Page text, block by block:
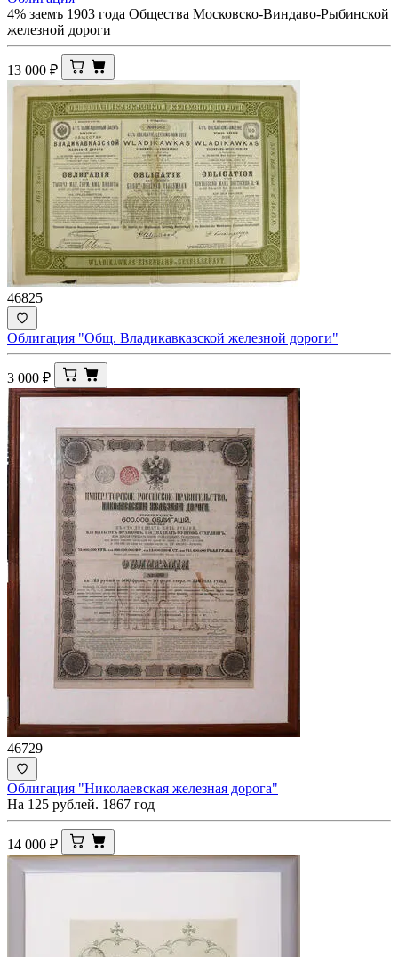
4% заемъ 1903 года Общества Московско-Виндаво-Рыбинской
железной дороги
13 000 ₽
46825
Облигация "Общ. Владикавказской железной дороги"
3 000 ₽
46729
Облигация "Николаевская железная дорога"
На 125 рублей. 1867 год
14 000 ₽